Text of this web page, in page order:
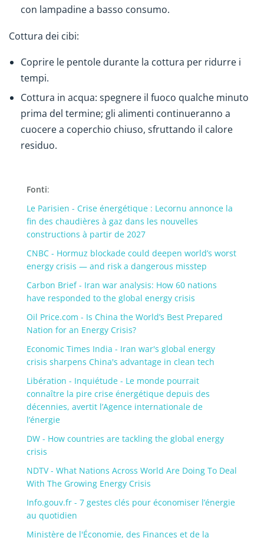
con lampadine a basso consumo.
Cottura dei cibi:
Coprire le pentole durante la cottura per ridurre i
tempi.
Cottura in acqua: spegnere il fuoco qualche minuto
prima del termine; gli alimenti continueranno a
cuocere a coperchio chiuso, sfruttando il calore
residuo.
Fonti:
Le Parisien - Crise énergétique : Lecornu annonce la
fin des chaudières à gaz dans les nouvelles
constructions à partir de 2027
CNBC - Hormuz blockade could deepen world’s worst
energy crisis — and risk a dangerous misstep
Carbon Brief - Iran war analysis: How 60 nations
have responded to the global energy crisis
Oil Price.com - Is China the World’s Best Prepared
Nation for an Energy Crisis?
Economic Times India - Iran war's global energy
crisis sharpens China's advantage in clean tech
Libération - Inquiétude - Le monde pourrait
connaître la pire crise énergétique depuis des
décennies, avertit l’Agence internationale de
l’énergie
DW - How countries are tackling the global energy
crisis
NDTV - What Nations Across World Are Doing To Deal
With The Growing Energy Crisis
Info.gouv.fr - 7 gestes clés pour économiser l’énergie
au quotidien
Ministère de l'Économie, des Finances et de la